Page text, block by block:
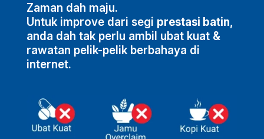
Zaman dah maju.
Untuk improve dari segi prestasi batin,
anda dah tak perlu ambil ubat kuat &
rawatan pelik-pelik berbahaya di
internet.